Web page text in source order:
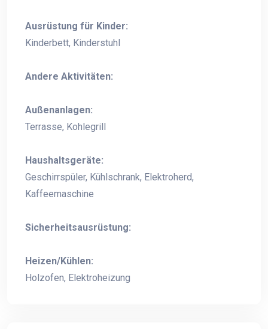
Ausrüstung für Kinder:
Kinderbett, Kinderstuhl
Andere Aktivitäten:
Außenanlagen:
Terrasse, Kohlegrill
Haushaltsgeräte:
Geschirrspüler, Kühlschrank, Elektroherd,
Kaffeemaschine
Sicherheitsausrüstung:
Heizen/Kühlen:
Holzofen, Elektroheizung